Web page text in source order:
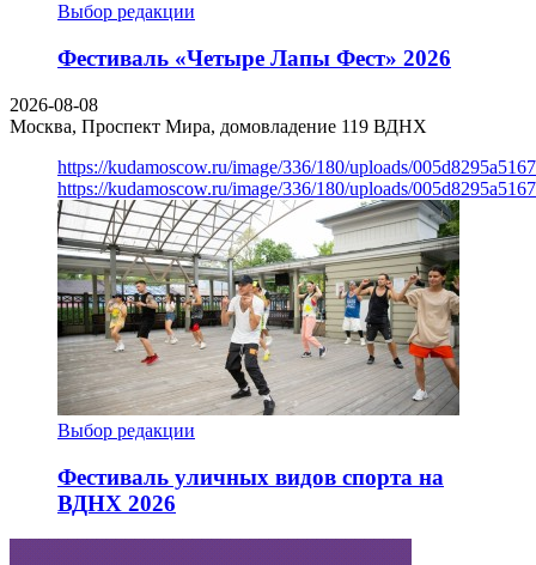
Выбор редакции
Фестиваль «Четыре Лапы Фест» 2026
2026-08-08
Москва, Проспект Мира, домовладение 119 ВДНХ
https://kudamoscow.ru/image/336/180/uploads/
https://kudamoscow.ru/image/336/180/uploads/
Выбор редакции
Фестиваль уличных видов спорта на
ВДНХ 2026